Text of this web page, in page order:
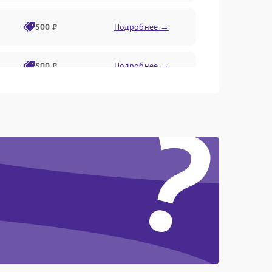
500 ₽ Подробнее →
500 ₽ Подробнее →
1000 ₽
Подробнее →
?